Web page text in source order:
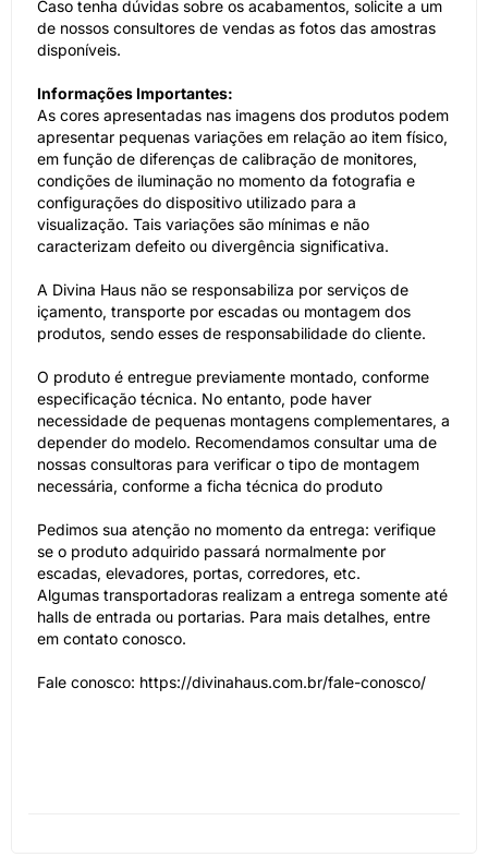
Caso tenha dúvidas sobre os acabamentos, solicite a um
de nossos consultores de vendas as fotos das amostras
disponíveis.
Informações Importantes:
As cores apresentadas nas imagens dos produtos podem
apresentar pequenas variações em relação ao item físico,
em função de diferenças de calibração de monitores,
condições de iluminação no momento da fotografia e
configurações do dispositivo utilizado para a
visualização. Tais variações são mínimas e não
caracterizam defeito ou divergência significativa.
A Divina Haus não se responsabiliza por serviços de
içamento, transporte por escadas ou montagem dos
produtos, sendo esses de responsabilidade do cliente.
O produto é entregue previamente montado, conforme
especificação técnica. No entanto, pode haver
necessidade de pequenas montagens complementares, a
depender do modelo. Recomendamos consultar uma de
nossas consultoras para verificar o tipo de montagem
necessária, conforme a ficha técnica do produto
Pedimos sua atenção no momento da entrega: verifique
se o produto adquirido passará normalmente por
escadas, elevadores, portas, corredores, etc.
Algumas transportadoras realizam a entrega somente até
halls de entrada ou portarias. Para mais detalhes, entre
em contato conosco.
Fale conosco: https://divinahaus.com.br/fale-conosco/